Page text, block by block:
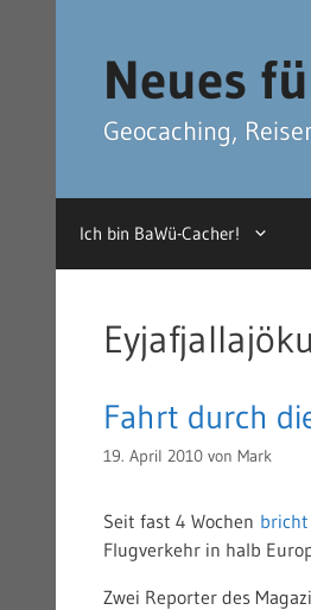
Neues
Geocaching,
Ich bin BaWü-Cacher!
Fahrt durch
19. April 2010 von Mark
Seit fast 4 Wochen bricht
Flugverkehr in halb
Zwei Reporter des